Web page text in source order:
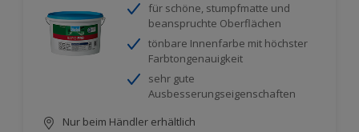
für schöne, stumpfmatte und
beanspruchte Oberflächen
tönbare Innenfarbe mit höchster
Farbtongenauigkeit
sehr gute
Ausbesserungseigenschaften
Nur beim Händler erhältlich